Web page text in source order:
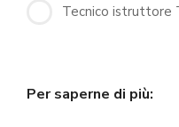
Tecnico istruttore
Per saperne di più: